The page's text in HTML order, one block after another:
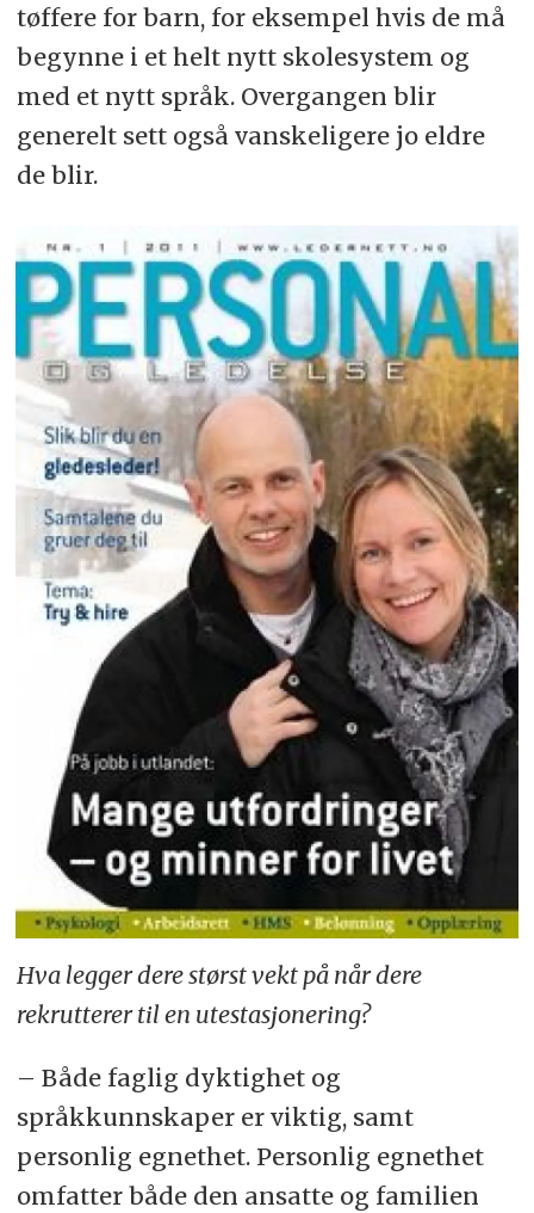
tøffere for barn, for eksempel hvis de må
begynne i et helt nytt skolesystem og
med et nytt språk. Overgangen blir
generelt sett også vanskeligere jo eldre
de blir.
Hva legger dere størst vekt på når dere
rekrutterer til en utestasjonering?
– Både faglig dyktighet og
språkkunnskaper er viktig, samt
personlig egnethet. Personlig egnethet
omfatter både den ansatte og familien